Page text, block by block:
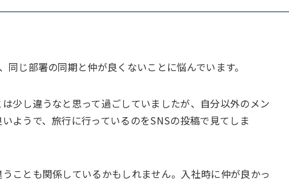
同じ部署の同期と仲が良くないことに悩んでいます。
少し違うなと思って過ごしていましたが、自分以外のメン
ようで、旅行に行っているのをSNSの投稿で見てしま
ことも関係しているかもしれません。入社時に仲が良かっ